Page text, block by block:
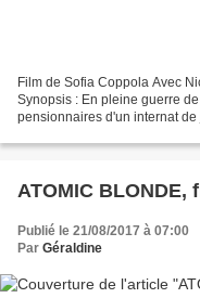
Film de Sofia Coppola Avec
Synopsis : En pleine guerre
pensionnaires d'un internat
ATOMIC BLONDE,
Publié le 21/08/2017 à 07:00
Par Géraldine